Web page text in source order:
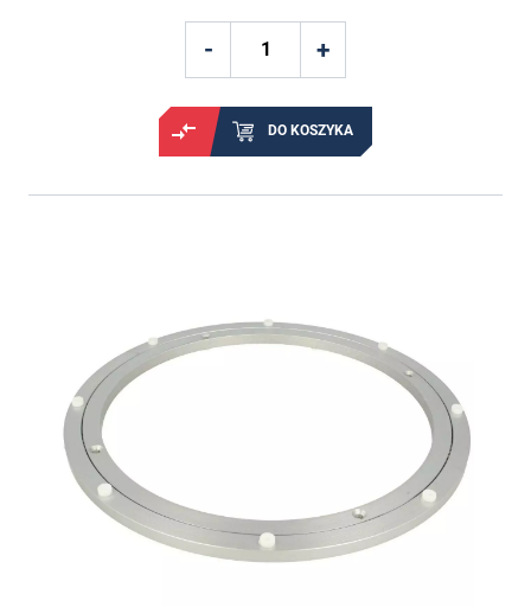
DO KOSZYKA